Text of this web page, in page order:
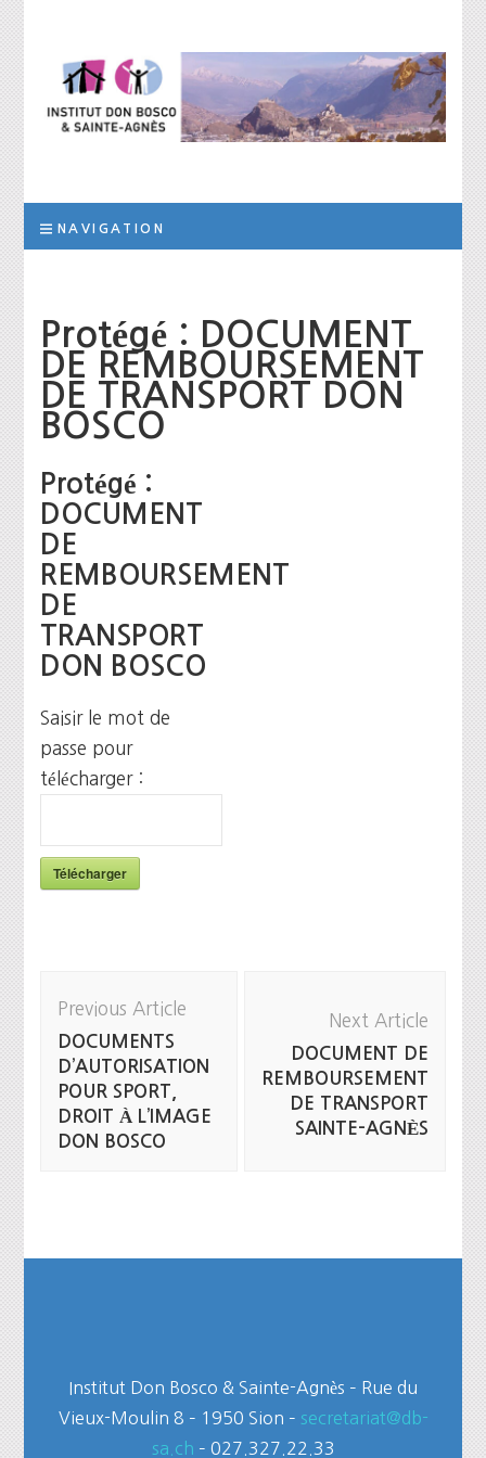
Bosco et Sainte-
scolarisés dans les filières ordinaires de formation
NAVIGATION
Protégé : DOCUMENT
DE REMBOURSEMENT
DE TRANSPORT DON
BOSCO
Protégé :
DOCUMENT
DE
REMBOURSEMENT
DE
TRANSPORT
DON BOSCO
Saisir le mot de
passe pour
télécharger :
Télécharger
Navigation
Previous Article
DOCUMENTS
D’AUTORISATION
POUR SPORT,
DROIT À L’IMAGE
DON BOSCO
Next Article
DOCUMENT DE
REMBOURSEMENT
DE TRANSPORT
SAINTE-AGNÈS
Institut Don Bosco & Sainte-Agnès – Rue du
Vieux-Moulin 8 – 1950 Sion – secretariat@db-
sa.ch – 027.327.22.33